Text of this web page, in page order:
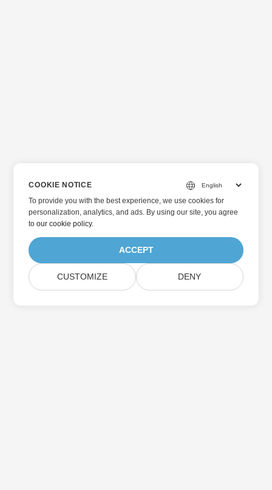
COOKIE NOTICE
To provide you with the best experience, we use cookies for
personalization, analytics, and ads. By using our site, you agree
toour cookie policy.
ACCEPT
CUSTOMIZE DENY